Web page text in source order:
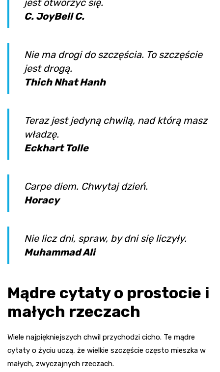
C. JoyBell C.
Nie ma drogi do szczęścia. To szczęście
jest drogą.
Thich Nhat Hanh
Teraz jest jedyną chwilą, nad którą masz
władzę.
Eckhart Tolle
Carpe diem. Chwytaj dzień.
Horacy
Nie licz dni, spraw, by dni się liczyły.
Muhammad Ali
Mądre cytaty o prostocie i
małych rzeczach
Wiele najpiękniejszych chwil przychodzi cicho. Te mądre
cytaty o życiu uczą, że wielkie szczęście często mieszka w
małych, zwyczajnych rzeczach.